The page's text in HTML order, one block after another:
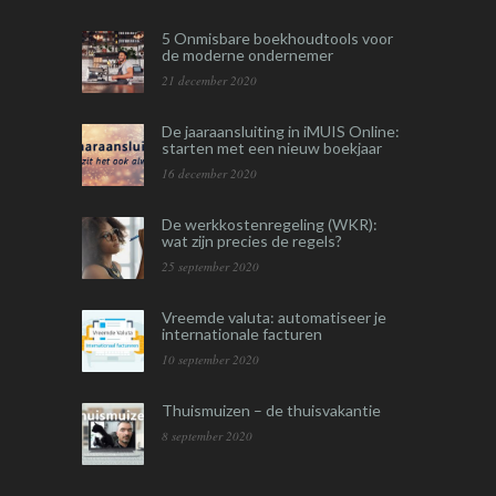
5 Onmisbare boekhoudtools voor
de moderne ondernemer
21 december 2020
De jaaraansluiting in iMUIS Online:
starten met een nieuw boekjaar
16 december 2020
De werkkostenregeling (WKR):
wat zijn precies de regels?
25 september 2020
Vreemde valuta: automatiseer je
internationale facturen
10 september 2020
Thuismuizen – de thuisvakantie
8 september 2020